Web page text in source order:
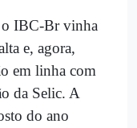
o IBC-Br vinha
e, agora,
em linha com
da Selic. A
do ano